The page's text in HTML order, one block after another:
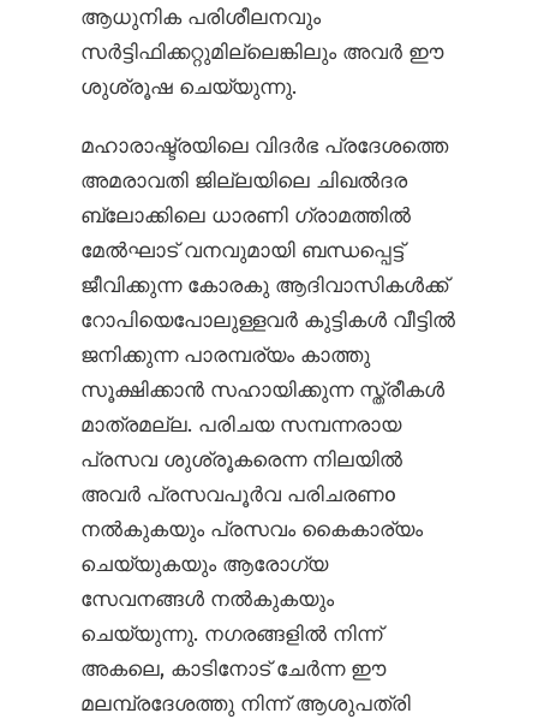
ആധുനിക പരിശീലനവും
സർട്ടിഫിക്കറ്റുമില്ലെങ്കിലും അവർ ഈ
ശുശ്രൂഷ ചെയ്യുന്നു.
മഹാരാഷ്ട്രയിലെ വിദർഭ പ്രദേശത്തെ
അമരാവതി ജില്ലയിലെ ചിഖൽദര
ബ്ലോക്കിലെ ധാരണി ഗ്രാമത്തിൽ
മേൽഘാട് വനവുമായി ബന്ധപ്പെട്ട്
ജീവിക്കുന്ന കോരകു ആദിവാസികൾക്ക്
റോപിയെപോലുള്ളവർ കുട്ടികൾ വീട്ടിൽ
ജനിക്കുന്ന പാരമ്പര്യം കാത്തു
സൂക്ഷിക്കാൻ സഹായിക്കുന്ന സ്ത്രീകൾ
മാത്രമല്ല. പരിചയ സമ്പന്നരായ
പ്രസവ ശുശ്രൂകരെന്ന നിലയിൽ
അവർ പ്രസവപൂർവ പരിചരണo
നൽകുകയും പ്രസവം കൈകാര്യം
ചെയ്യുകയും ആരോഗ്യ
സേവനങ്ങൾ നൽകുകയും
ചെയ്യുന്നു. നഗരങ്ങളിൽ നിന്ന്
അകലെ, കാടിനോട് ചേർന്ന ഈ
മലമ്പ്രദേശത്തു നിന്ന് ആശുപത്രി